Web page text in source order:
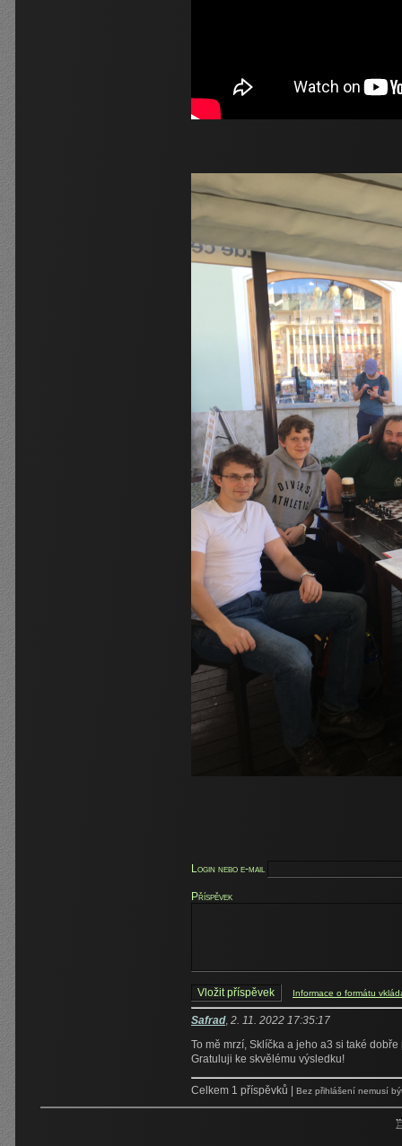
Login nebo e-mail
Příspěvek
Informace o formátu
Safrad, 2. 11. 2022 17:35:17
To mě mrzí, Sklíčka a jeho a3 si také dobře
Gratuluji ke skvělému výsledku!
Celkem 1 příspěvků | Bez přihlášení nemusí